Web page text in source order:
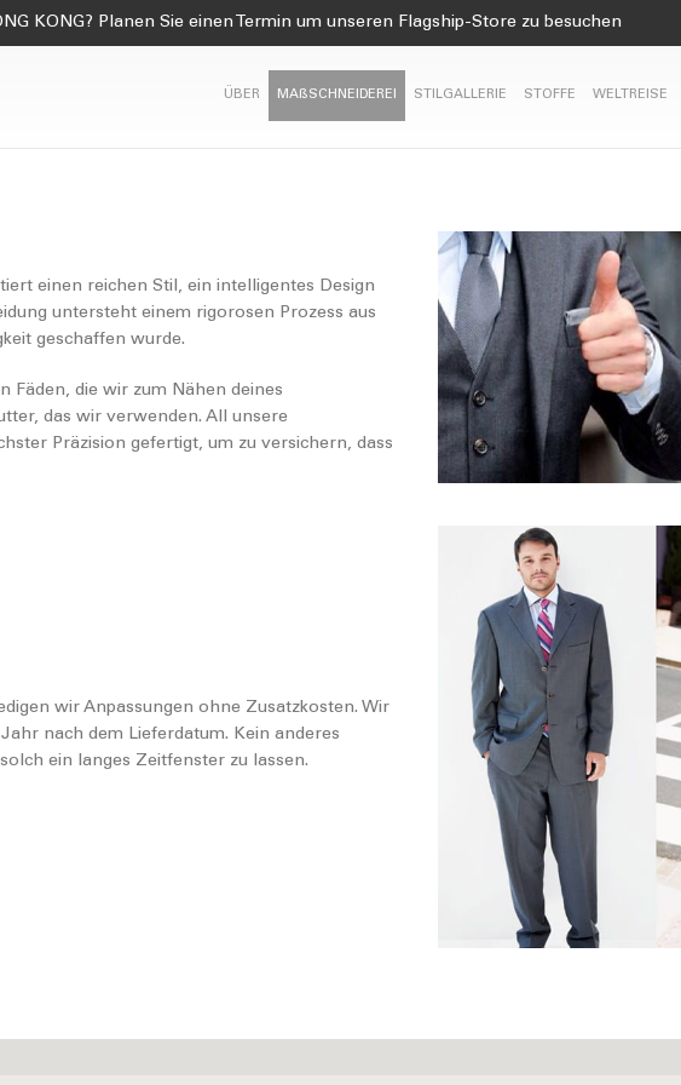
KONG? Planen Sie einen Termin um unseren Flagship-Store zu besuchen
ÜBER MAßSCHNEIDEREI STILGALLERIE STOFFE WELTREISE
einen reichen Stil, ein intelligentes Design
untersteht einem rigorosen Prozess aus
geschaffen wurde.
Fäden, die wir zum Nähen deines
das wir verwenden. All unsere
Präzision gefertigt, um zu versichern, dass
wir Anpassungen ohne Zusatzkosten. Wir
nach dem Lieferdatum. Kein anderes
ein langes Zeitfenster zu lassen.